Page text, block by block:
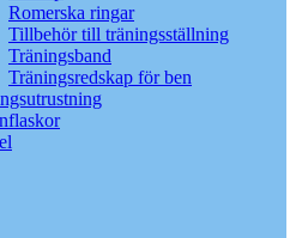
Romerska ringar
Tillbehör till träningsställning
Träningsband
Träningsredskap för ben